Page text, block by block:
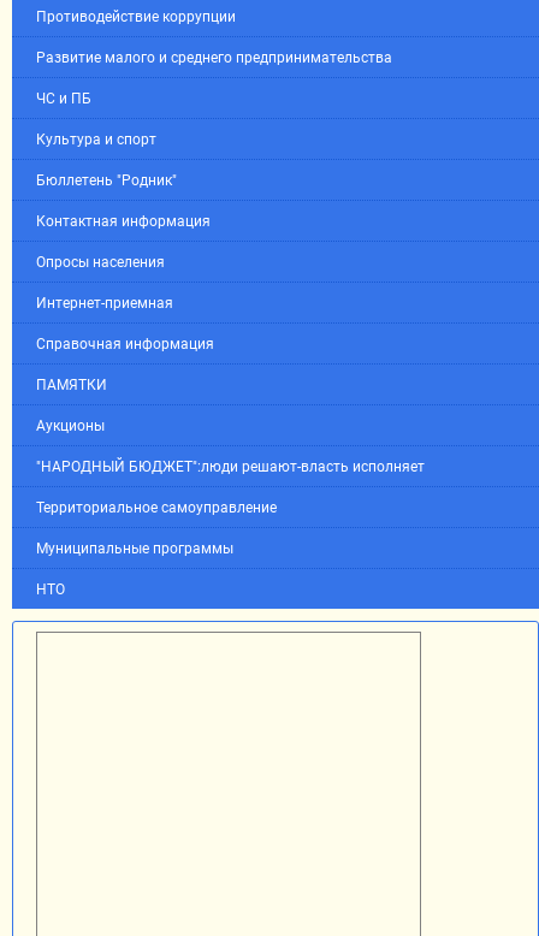
Противодействие коррупции
Развитие малого и среднего предпринимательства
ЧС и ПБ
Культура и спорт
Бюллетень "Родник"
Контактная информация
Опросы населения
Интернет-приемная
Справочная информация
ПАМЯТКИ
Аукционы
"НАРОДНЫЙ БЮДЖЕТ":люди решают-власть исполняет
Территориальное самоуправление
Муниципальные программы
НТО